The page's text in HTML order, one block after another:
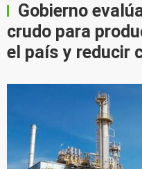
Gobierno
crudo para
el país y reducir